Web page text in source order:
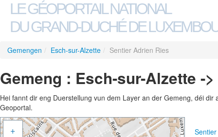
LE GÉOPORTAIL NATIONAL
DU GRAND-DUCHÉ DE
Gemengen / Esch-sur-Alzette / Sentier Adrien Ries
Gemeng : Esch-sur-Alzette -
Hei fannt dir eng Duerstellung vun dem Layer an der Gemeng, déi
Geoportal.
+